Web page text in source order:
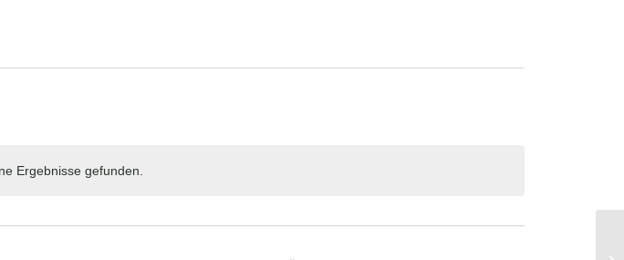
Hinweis
Ergebnisse gefunden.